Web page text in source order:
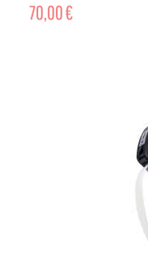
70,00 €